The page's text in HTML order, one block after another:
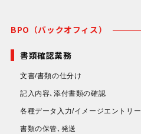
BPO（バックオフィス）
書類確認業務
文書/書類の仕分け
記入内容､添付書類の確認
各種データ入力/イメージエントリー
書類の保管､発送